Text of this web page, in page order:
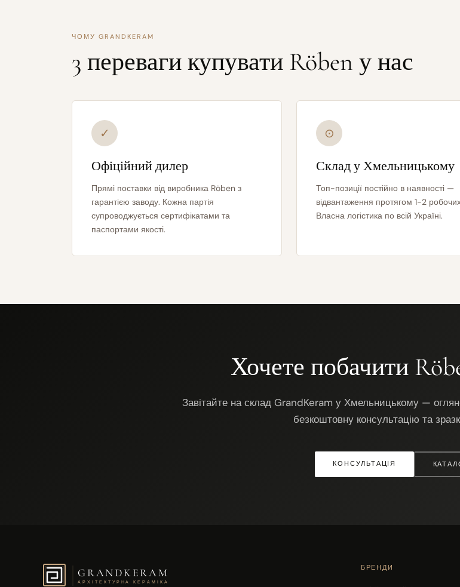
ЧОМУ GRANDKERAM
3 переваги купувати Röben у нас
✓
Офіційний дилер
Прямі поставки від виробника Röben з
гарантією заводу. Кожна партія
супроводжується сертифікатами та
паспортами якості.
⊙
Склад у Хмельницькому
Топ-позиції постійно в наявності —
відвантаження протягом 1-2
Власна логістика по всій Україні.
Хочете побачити
Завітайте на склад GrandKeram у Хмельницькому —
безкоштовну консультацію та
КОНСУЛЬТАЦІЯ
GRANDKERAM
АРХІТЕКТУРНА КЕРАМІКА
БРЕНДИ